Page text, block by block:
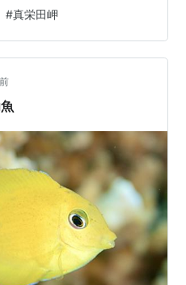
何故か行ってなかったの
今、再チャレンジとか再挑
う言葉を使いたがる風潮が
常に違和感があるし、嫌な
大50%オフ・280冊「講談
リベンジ読…
#真栄田岬